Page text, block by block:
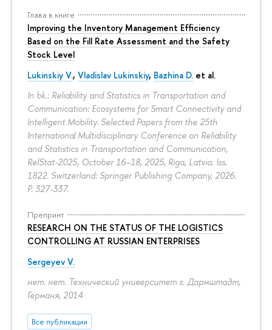
Глава в книге
Improving the Inventory Management Efficiency
Based on the Fill Rate Assessment and the Safety
Stock Level
Lukinskiy V., Vladislav Lukinskiy, Bazhina D. et al.
In bk.: Reliability and Statistics in Transportation and
Communication: Ecosystems for Smart Connectivity and
Intelligent Mobility. Selected Papers from the 25th
International Multidisciplinary Conference on Reliability
and Statistics in Transportation and Communication,
RelStat-2025, October 16–18, 2025, Riga, Latvia. Iss.
1822. Switzerland: Springer Publishing Company, 2026.
P. 327-337.
Препринт
RESEARCH ON THE STATUS OF THE LOGISTICS
CONTROLLING AT RUSSIAN ENTERPRISES
Sergeyev V.
нет. нет. Технический университет г. Дармштадт,
Германя, 2014
Все публикации